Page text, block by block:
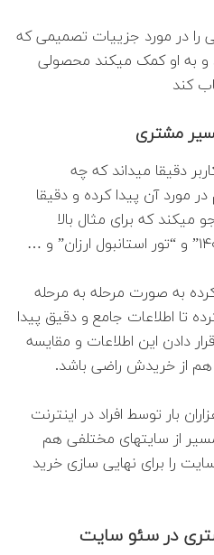
را در مورد جزییات تصمیمی که
و به او کمک میکند محصولی
کند
مشتری
دقیقا میداند که چه
مورد آن پیدا کرده و دقیقا
میکند که برای مثال بالا
به صورت مرحله به مرحله
تا اطلاعات جامع و دقیق پیدا
دادن این اطلاعات و مقایسه
هم از خریدش راضی باشد.
بار توسط افراد در اینترنت
از سایتهای مختلفی هم
را برای نهایی سازی خرید
در سئو سایت